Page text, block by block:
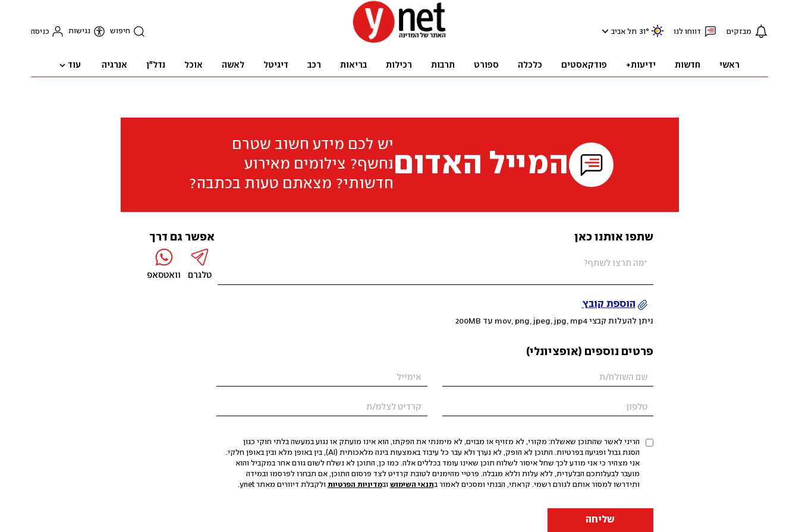
מבזקים דווחו לנו 31° תל אביב חיפוש נגישות כניסה
ראשי חדשות ידיעות+ פודקאסטים כלכלה ספורט תרבות רכילות בריאות רכב דיגיטל לאשה אוכל נדל"ן אנרגיה עוד
המייל האדום
יש לכם מידע חשוב שטרם
נחשף? צילומים מאירוע
חדשותי? מצאתם טעות בכתבה?
שתפו אותנו כאן
הוספת קובץ
ניתן להעלות קבצי mov, png, jpeg, jpg, mp4 עד 200MB
פרטים נוספים (אופציונלי)
הריני לאשר שהתוכן שאשלח: מקורי, לא מזויף או מבוים, לא מימנתי את הפקתו, הוא אינו מועתק או נגוע במעשה בלתי חוקי כגון
הסגת גבול ופגיעה בפרטיות. התוכן לא הופק, לא נערך ולא עבר כל עיבוד באמצעות בינה מלאכותית (AI), בין באופן מלא ובין באופן חלקי.
אני מצהיר כי אני מודע לכך שחל איסור לשלוח תוכן שאינו עומד בכללים אלה. כמו כן, התוכן לא נשלח לשום גורם אחר במקביל והוא
מועבר לבעלותכם הבלעדית, ללא עלות וללא מגבלה. פרטיי מהימנים לטובת קרדיט לצד פרסום התוכן, אם תבחרו לפרסמו ובמידה
ותידרשו למסור אותם לגורם רשמי. קראתי, הבנתי ומסכים לאמור בתנאי השימוש ובמדיניות הפרטיות ולקבלת דיוורים מאתר ynet.
שליחה
אפשר גם דרך
טלגרם וואטסאפ